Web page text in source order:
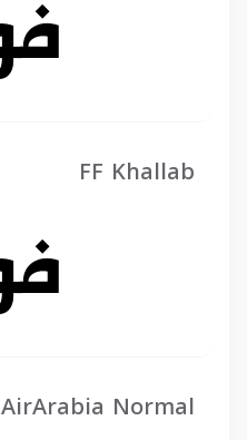
FF Khallab
AirArabia Normal